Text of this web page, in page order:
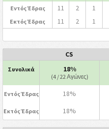
Εντός Έδρας 11 2 1
Εκτός Έδρας 11 2 1
CS
Συνολικά 18%
(4 / 22 Αγώνες)
Εντός Έδρας 18%
Εκτός Έδρας 18%